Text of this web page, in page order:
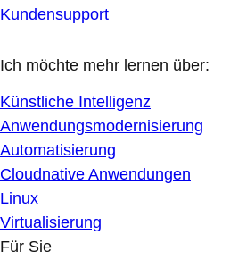
Kundensupport
Ich möchte mehr lernen über:
Künstliche Intelligenz
Anwendungsmodernisierung
Automatisierung
Cloudnative Anwendungen
Linux
Virtualisierung
Für Sie